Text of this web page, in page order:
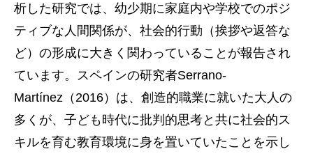
析した研究では、幼少期に家庭内や学校でのポジ
ティブな人間関係が、社会的行動（挨拶や返答な
ど）の形成に大きく関わっていることが報告され
ています。スペインの研究者Serrano-
Martínez（2016）は、創造的職業に就いた大人の
多くが、子ども時代に批判的思考と共に社会的ス
キルを育む教育環境に身を置いていたことを示し